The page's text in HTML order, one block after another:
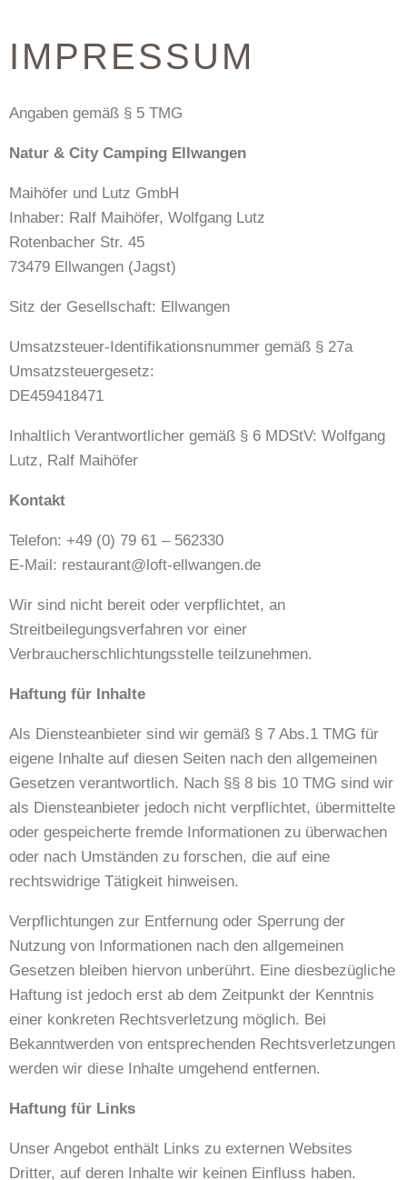
IMPRESSUM
Angaben gemäß § 5 TMG
Natur & City Camping Ellwangen
Maihöfer und Lutz GmbH
Inhaber: Ralf Maihöfer, Wolfgang Lutz
Rotenbacher Str. 45
73479 Ellwangen (Jagst)
Sitz der Gesellschaft: Ellwangen
Umsatzsteuer-Identifikationsnummer gemäß § 27a
Umsatzsteuergesetz:
DE459418471
Inhaltlich Verantwortlicher gemäß § 6 MDStV: Wolfgang
Lutz, Ralf Maihöfer
Kontakt
Telefon: +49 (0) 79 61 – 562330
E-Mail: restaurant@loft-ellwangen.de
Wir sind nicht bereit oder verpflichtet, an
Streitbeilegungsverfahren vor einer
Verbraucherschlichtungsstelle teilzunehmen.
Haftung für Inhalte
Als Diensteanbieter sind wir gemäß § 7 Abs.1 TMG für
eigene Inhalte auf diesen Seiten nach den allgemeinen
Gesetzen verantwortlich. Nach §§ 8 bis 10 TMG sind wir
als Diensteanbieter jedoch nicht verpflichtet, übermittelte
oder gespeicherte fremde Informationen zu überwachen
oder nach Umständen zu forschen, die auf eine
rechtswidrige Tätigkeit hinweisen.
Verpflichtungen zur Entfernung oder Sperrung der
Nutzung von Informationen nach den allgemeinen
Gesetzen bleiben hiervon unberührt. Eine diesbezügliche
Haftung ist jedoch erst ab dem Zeitpunkt der Kenntnis
einer konkreten Rechtsverletzung möglich. Bei
Bekanntwerden von entsprechenden Rechtsverletzungen
werden wir diese Inhalte umgehend entfernen.
Haftung für Links
Unser Angebot enthält Links zu externen Websites
Dritter, auf deren Inhalte wir keinen Einfluss haben.